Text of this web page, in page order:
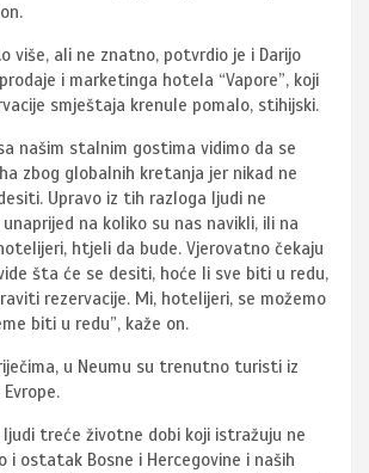
više, ali ne znatno, potvrdio je i Darijo
i marketinga hotela “Vapore”, koji
smještaja krenule pomalo, stihijski.
našim stalnim gostima vidimo da se
zbog globalnih kretanja jer nikad ne
Upravo iz tih razloga ljudi ne
na koliko su nas navikli, ili na
htjeli da bude. Vjerovatno čekaju
šta će se desiti, hoće li sve biti u redu,
rezervacije. Mi, hotelijeri, se možemo
biti u redu”, kaže on.
u Neumu su trenutno turisti iz
ljudi treće životne dobi koji istražuju ne
i ostatak Bosne i Hercegovine i naših